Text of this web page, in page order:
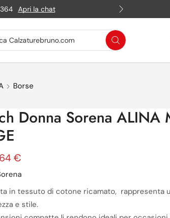
Apri la chat
Borse
Donna Sorena ALINA
64 €
in tessuto di cotone ricamato, rappresenta
e stile.